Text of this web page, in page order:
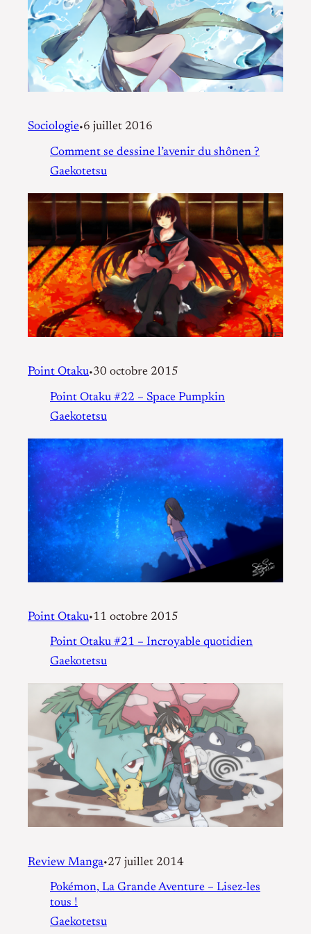
Sociologie•6 juillet 2016
Comment se dessine l’avenir du shônen ?
Gaekotetsu
Point Otaku•30 octobre 2015
Point Otaku #22 – Space Pumpkin
Gaekotetsu
Point Otaku•11 octobre 2015
Point Otaku #21 – Incroyable quotidien
Gaekotetsu
Review Manga•27 juillet 2014
Pokémon, La Grande Aventure – Lisez-les
tous !
Gaekotetsu